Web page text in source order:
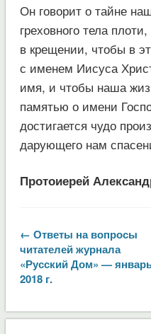
Он говорит о тайне
греховного тела
в крещении, чтобы в
с именем Иисуса
имя, и чтобы наша
памятью о имени
достигается чудо
дарующего нам
Протоиерей
← Ответы на вопросы
читателей журнала
«Русский Дом» —
2018 г.